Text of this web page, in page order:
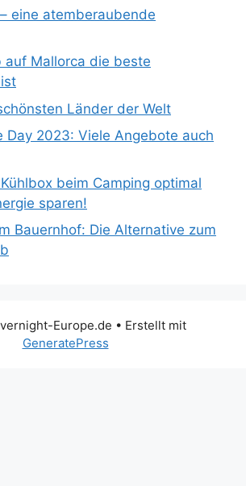
eine atemberaubende
auf Mallorca die beste
Länder der Welt
Day 2023: Viele Angebote auch
beim Camping optimal
sparen!
Bauernhof: Die Alternative zum
Europe.de • Erstellt mit
GeneratePress